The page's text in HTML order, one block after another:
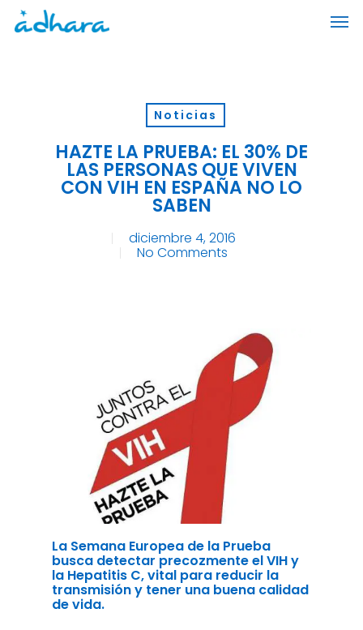
Skip
main
Noticias
HAZTE LA PRUEBA: EL 30% DE
LAS PERSONAS QUE VIVEN
CON VIH EN ESPAÑA NO LO
SABEN
diciembre 4, 2016
No Comments
La Semana Europea de la Prueba
busca detectar precozmente el VIH y
la Hepatitis C, vital para reducir la
transmisión y tener una buena calidad
de vida.